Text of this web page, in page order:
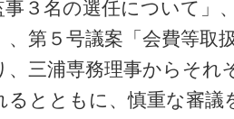
事３名の選任について」
、第５号議案「会費等取
、三浦専務理事からそれ
るとともに、慎重な審議